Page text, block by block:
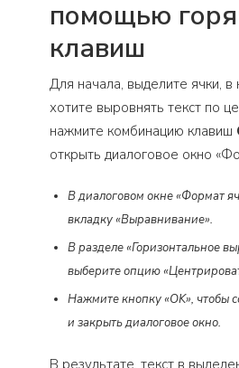
помощью
клавиш
Для начала, выделите ячки,
хотите выровнять текст по
нажмите комбинацию клавиш
открыть диалоговое окно
В диалоговом окне «Формат
вкладку «Выравнивание».
В разделе «Горизонтальное
выберите опцию
Нажмите кнопку «OK», чтобы
и закрыть диалоговое окно.
В результате, текст в